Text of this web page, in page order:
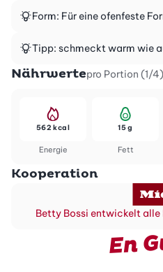
Form: Für eine ofenfeste
Tipp: schmeckt warm wie
Nährwertepro Portion (1/4)
Energie
562 kcal
Fett
15 g
Kooperation
Betty Bossi entwickelt alle
En